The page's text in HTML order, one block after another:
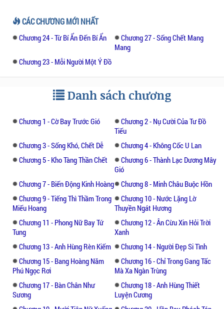
CÁC CHƯƠNG MỚI NHẤT
Chương 24 - Từ Bí Ẩn Đến Bí Ẩn
Chương 27 - Sống Chết Mang
Mang
Chương 23 - Mỗi Người Một Ý Đồ
Danh sách chương
Chương 1 - Cờ Bay Trước Gió
Chương 2 - Nụ Cười Của Tư Đồ
Tiếu
Chương 3 - Sống Khó, Chết Dễ
Chương 4 - Không Cốc U Lan
Chương 5 - Kho Tàng Thần Chết
Chương 6 - Thành Lạc Dương Mây
Gió
Chương 7 - Biến Động Kinh Hoàng
Chương 8 - Minh Châu Buộc Hồn
Chương 9 - Tiếng Thì Thầm Trong
Miếu Hoang
Chương 10 - Nước Lặng Lờ
Thuyền Ngát Hương
Chương 11 - Phong Nữ Bay Tứ
Tung
Chương 12 - Ân Cừu Xin Hỏi Trời
Xanh
Chương 13 - Anh Hùng Rèn Kiếm
Chương 14 - Người Đẹp Si Tình
Chương 15 - Bang Hoàng Năm
Phú Ngọc Rơi
Chương 16 - Chỉ Trong Gang Tấc
Mà Xa Ngàn Trùng
Chương 17 - Bàn Chân Như
Sương
Chương 18 - Anh Hùng Thiết
Luyện Cương